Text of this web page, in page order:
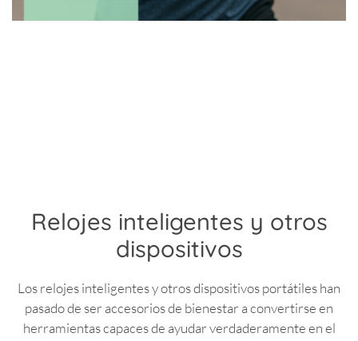
Relojes inteligentes y otros
dispositivos
Los relojes inteligentes y otros dispositivos portátiles han
pasado de ser accesorios de bienestar a convertirse en
herramientas capaces de ayudar verdaderamente en el